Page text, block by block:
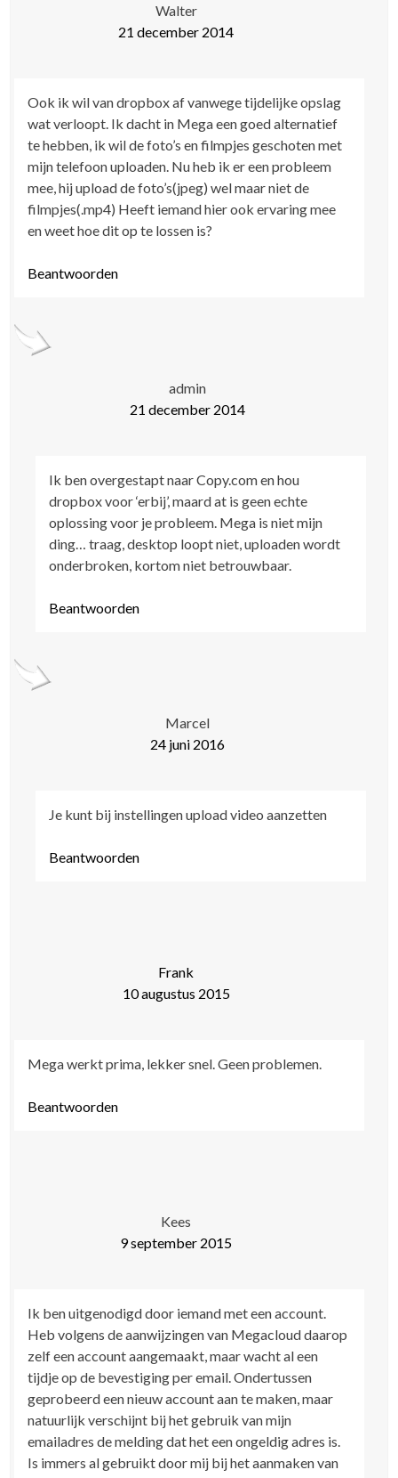
Walter
21 december 2014
Ook ik wil van dropbox af vanwege tijdelijke opslag
wat verloopt. Ik dacht in Mega een goed alternatief
te hebben, ik wil de foto’s en filmpjes geschoten met
mijn telefoon uploaden. Nu heb ik er een probleem
mee, hij upload de foto’s(jpeg) wel maar niet de
filmpjes(.mp4) Heeft iemand hier ook ervaring mee
en weet hoe dit op te lossen is?
Beantwoorden
admin
21 december 2014
Ik ben overgestapt naar Copy.com en hou
dropbox voor ‘erbij’, maard at is geen echte
oplossing voor je probleem. Mega is niet mijn
ding… traag, desktop loopt niet, uploaden wordt
onderbroken, kortom niet betrouwbaar.
Beantwoorden
Marcel
24 juni 2016
Je kunt bij instellingen upload video aanzetten
Beantwoorden
Frank
10 augustus 2015
Mega werkt prima, lekker snel. Geen problemen.
Beantwoorden
Kees
9 september 2015
Ik ben uitgenodigd door iemand met een account.
Heb volgens de aanwijzingen van Megacloud daarop
zelf een account aangemaakt, maar wacht al een
tijdje op de bevestiging per email. Ondertussen
geprobeerd een nieuw account aan te maken, maar
natuurlijk verschijnt bij het gebruik van mijn
emailadres de melding dat het een ongeldig adres is.
Is immers al gebruikt door mij bij het aanmaken van